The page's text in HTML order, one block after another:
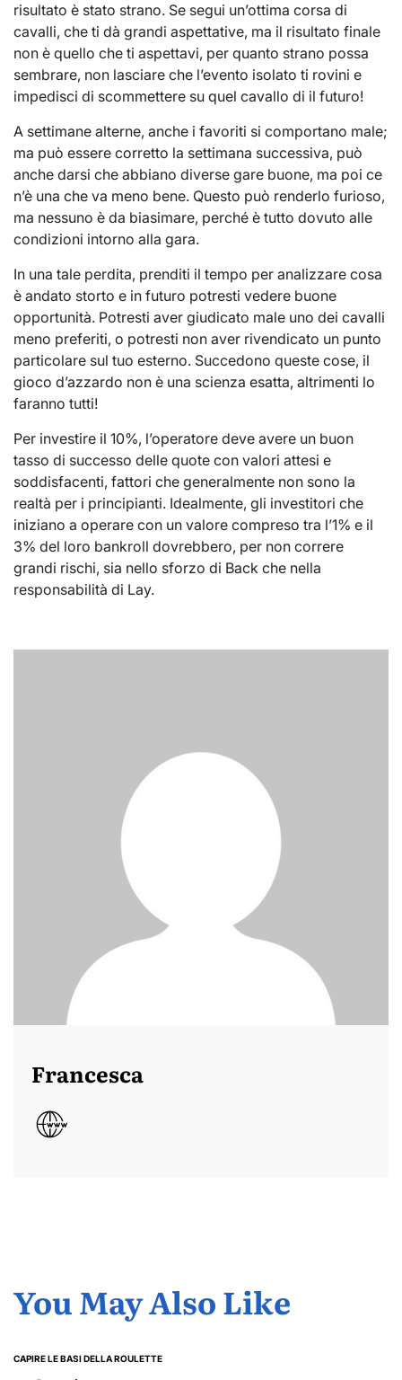
risultato è stato strano. Se segui un’ottima corsa di
cavalli, che ti dà grandi aspettative, ma il risultato finale
non è quello che ti aspettavi, per quanto strano possa
sembrare, non lasciare che l’evento isolato ti rovini e
impedisci di scommettere su quel cavallo di il futuro!
A settimane alterne, anche i favoriti si comportano male;
ma può essere corretto la settimana successiva, può
anche darsi che abbiano diverse gare buone, ma poi ce
n’è una che va meno bene. Questo può renderlo furioso,
ma nessuno è da biasimare, perché è tutto dovuto alle
condizioni intorno alla gara.
In una tale perdita, prenditi il ​​​​tempo per analizzare cosa
è andato storto e in futuro potresti vedere buone
opportunità. Potresti aver giudicato male uno dei cavalli
meno preferiti, o potresti non aver rivendicato un punto
particolare sul tuo esterno. Succedono queste cose, il
gioco d’azzardo non è una scienza esatta, altrimenti lo
faranno tutti!
Per investire il 10%, l’operatore deve avere un buon
tasso di successo delle quote con valori attesi e
soddisfacenti, fattori che generalmente non sono la
realtà per i principianti. Idealmente, gli investitori che
iniziano a operare con un valore compreso tra l’1% e il
3% del loro bankroll dovrebbero, per non correre
grandi rischi, sia nello sforzo di Back che nella
responsabilità di Lay.
Francesca
You May Also Like
POSTED
CAPIRE LE BASI DELLA ROULETTE